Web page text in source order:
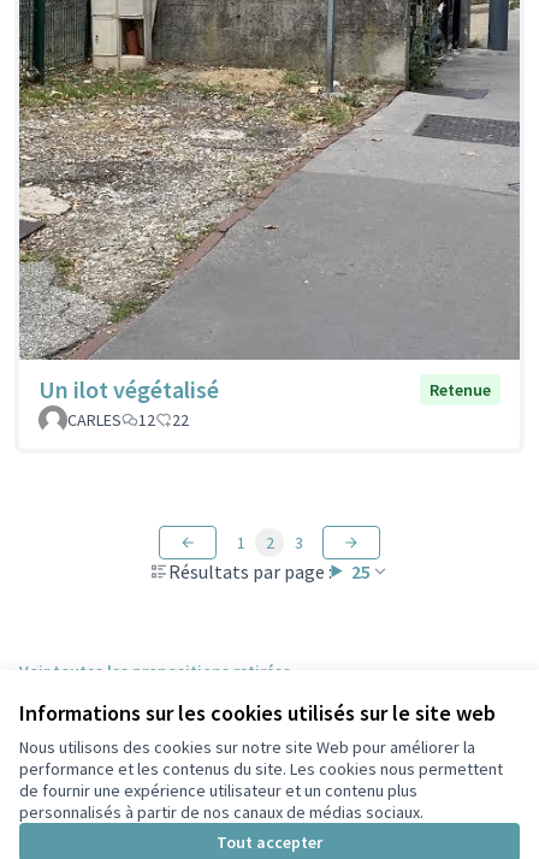
Informations sur les cookies utilisés sur le site web
Nous utilisons des cookies sur notre site Web pour améliorer la
performance et les contenus du site. Les cookies nous permettent
de fournir une expérience utilisateur et un contenu plus
personnalisés à partir de nos canaux de médias sociaux.
Tout accepter
Un ilot végétalisé
Retenue
CARLES
12 22
Résultats par page : 25
1 2 3
Voir toutes les propositions retirées
Conditions d'utilisation
Paramètres des cookies
Participez Villeurbanne sur X
(Lien externe)
Participez Villeurbanne sur Facebook
Participez Villeurbanne sur Instagram
Participez Villeurbanne sur YouTube
(Lien externe)